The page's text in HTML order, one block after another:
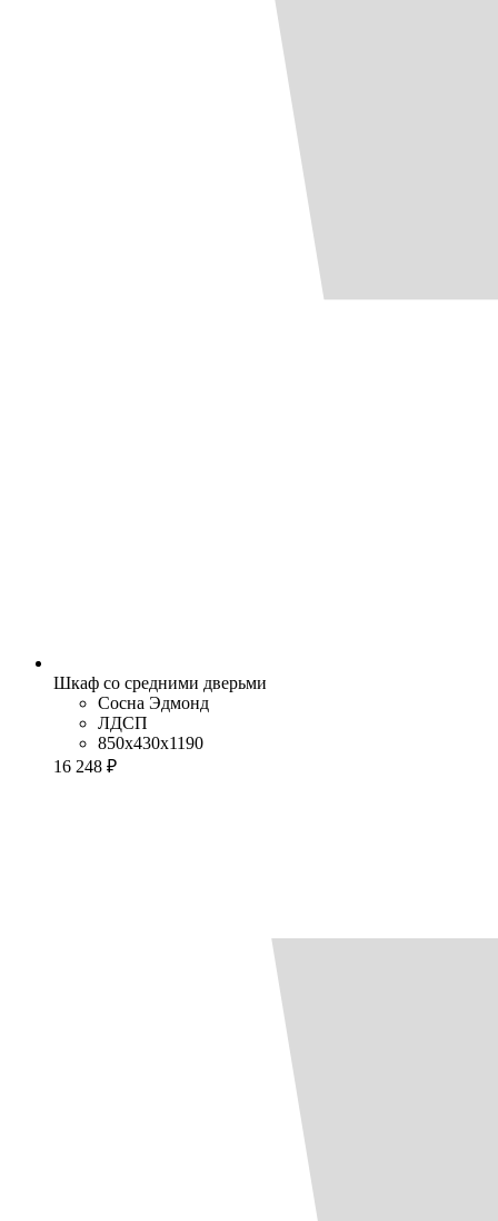
Шкаф со средними дверьми
Сосна Эдмонд
ЛДСП
850x430x1190
16 248 ₽